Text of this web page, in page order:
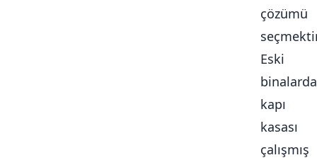
çözümü
Eski
binalarda
kapı
kasası
çalışmış